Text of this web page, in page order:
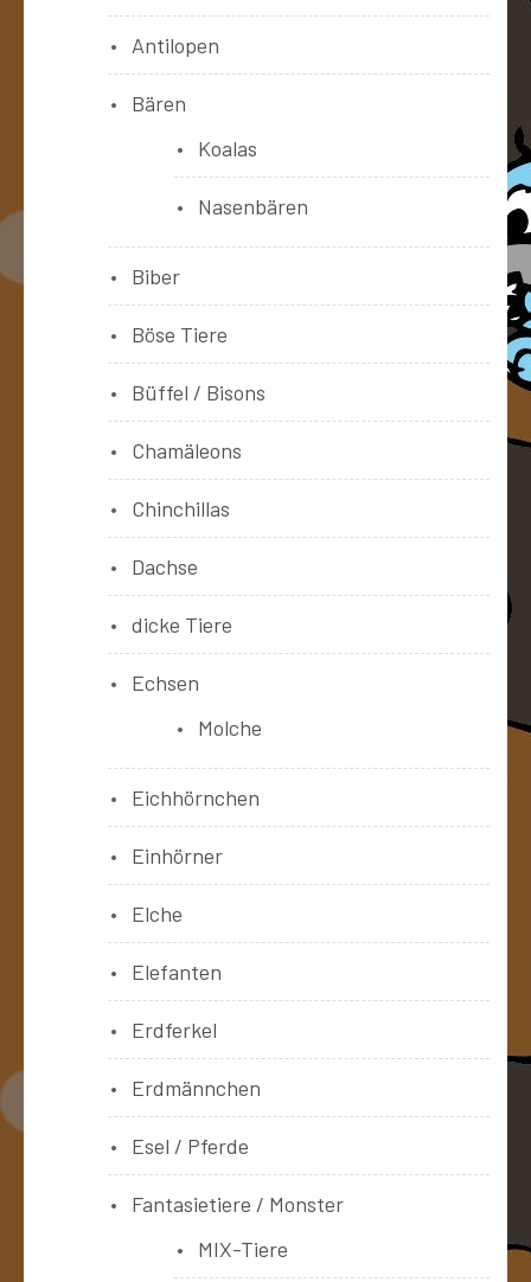
Antilopen
Bären
Koalas
Nasenbären
Biber
Böse Tiere
Büffel / Bisons
Chamäleons
Chinchillas
Dachse
dicke Tiere
Echsen
Molche
Eichhörnchen
Einhörner
Elche
Elefanten
Erdferkel
Erdmännchen
Esel / Pferde
Fantasietiere / Monster
MIX-Tiere